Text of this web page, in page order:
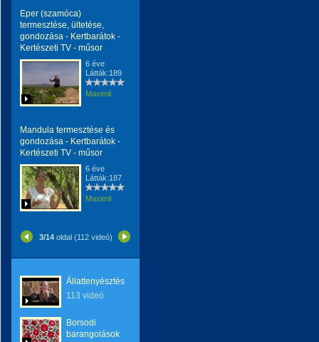
Eper (szamóca)
termesztése, ültetése,
gondozása - Kertbarátok -
Kertészeti TV - műsor
6 éve
Látták:189
Maximil
Mandula termesztése és
gondozása - Kertbarátok -
Kertészeti TV - műsor
6 éve
Látták:187
Maximil
3/14oldal (112 videó)
Állattenyésztés
113 videó
Borsodi
barangolások